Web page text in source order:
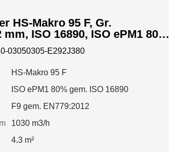
HS-Makro 95 F, Gr.
mm, ISO 16890, ISO ePM1 80%,
Stahl, Dichtung: einseitig,
03050305-E292J380
HS-Makro 95 F
ISO ePM1 80% gem. ISO 16890
F9 gem. EN779:2012
1030 m3/h
4.3 m²